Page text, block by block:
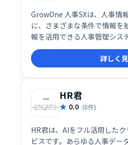
GrowOne 人事SXは、人事情
に、さまざまな条件で情報を
報を活用できる人事管理シス
詳しく
HR君
0.0 (0件)
HR君は、AIをフル活用した
ビスです。あらゆる人事デー